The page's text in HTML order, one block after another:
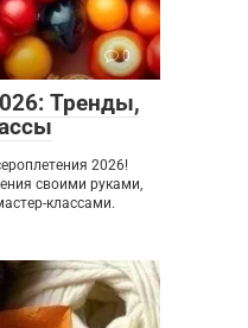
0
Тренды,
2026!
своими руками,
классами.